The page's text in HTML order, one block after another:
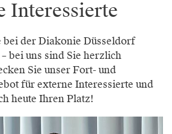
Interessierte
bei der Diakonie Düsseldorf
bei uns sind Sie herzlich
Sie unser Fort- und
für externe Interessierte und
heute Ihren Platz!